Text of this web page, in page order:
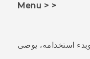
< < Menu
استخدامه، يوصى